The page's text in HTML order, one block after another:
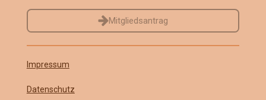
Mitgliedsantrag
Impressum
Datenschutz